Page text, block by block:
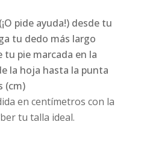
pide ayuda!) desde tu
tu dedo más largo
tu pie marcada en la
la hoja hasta la punta
(cm)
en centímetros con la
tu talla ideal.